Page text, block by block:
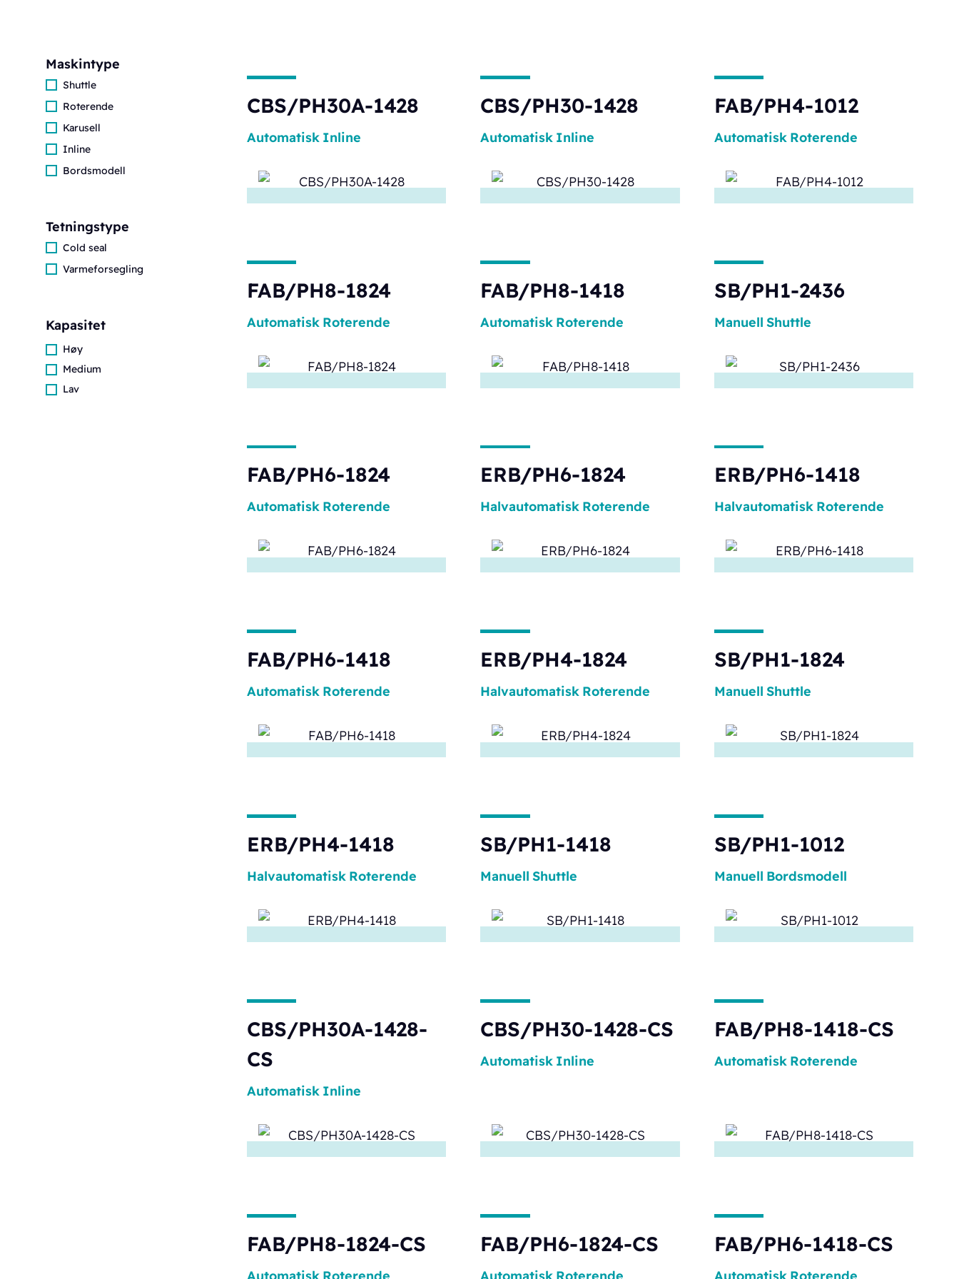
Maskintype
Shuttle
Roterende
Karusell
Inline
Bordsmodell
Tetningstype
Cold seal
Varmeforsegling
Kapasitet
Høy
Medium
Lav
CBS/PH30A-1428
Automatisk Inline
CBS/PH30-1428
Automatisk Inline
FAB/PH4-1012
Automatisk Roterende
FAB/PH8-1824
Automatisk Roterende
FAB/PH8-1418
Automatisk Roterende
SB/PH1-2436
Manuell Shuttle
FAB/PH6-1824
Automatisk Roterende
ERB/PH6-1824
Halvautomatisk Roterende
ERB/PH6-1418
Halvautomatisk Roterende
FAB/PH6-1418
Automatisk Roterende
ERB/PH4-1824
Halvautomatisk Roterende
SB/PH1-1824
Manuell Shuttle
ERB/PH4-1418
Halvautomatisk Roterende
SB/PH1-1418
Manuell Shuttle
SB/PH1-1012
Manuell Bordsmodell
CBS/PH30A-1428-
CS
Automatisk Inline
CBS/PH30-1428-CS
Automatisk Inline
FAB/PH8-1418-CS
Automatisk Roterende
FAB/PH8-1824-CS
Automatisk Roterende
FAB/PH6-1824-CS
Automatisk Roterende
FAB/PH6-1418-CS
Automatisk Roterende